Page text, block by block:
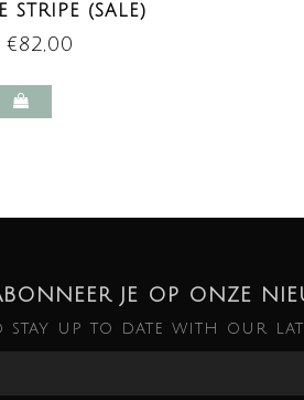
STRIPE (SALE)
€82,00
JE OP ONZE
stay up to date with our